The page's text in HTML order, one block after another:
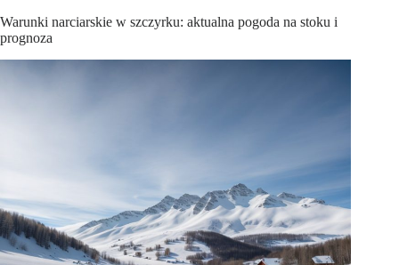
Warunki narciarskie w szczyrku: aktualna pogoda na stoku i
prognoza